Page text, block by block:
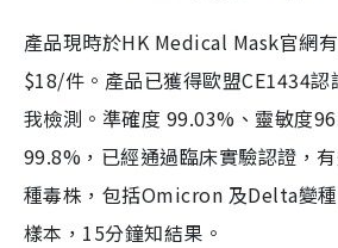
產品現時於HK Medical Mask官網
$18/件。產品已獲得歐盟CE1434認
我檢測。準確度 99.03%、靈敏度
99.8%，已經通過臨床實驗認證，
種毒株，包括Omicron 及Delta變
樣本，15分鐘知結果。